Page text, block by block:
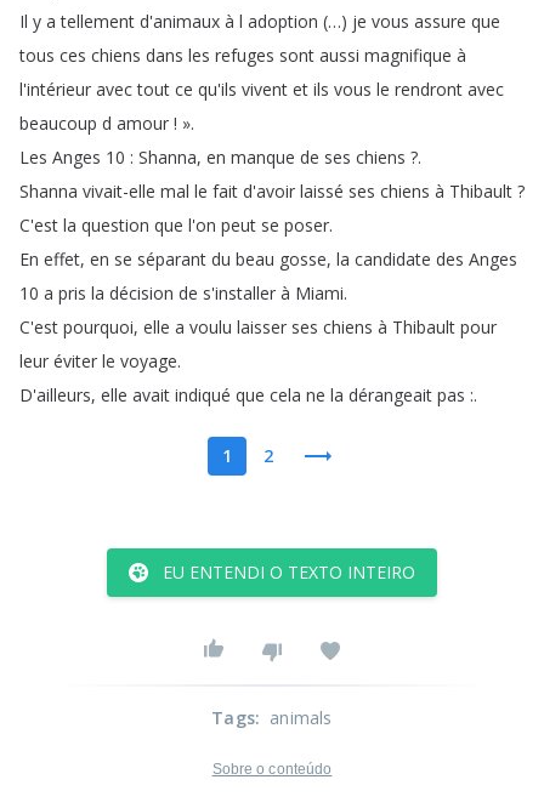
Il y a tellement d'animaux à l adoption (…) je vous assure que
tous ces chiens dans les refuges sont aussi magnifique à
l'intérieur avec tout ce qu'ils vivent et ils vous le rendront avec
beaucoup d amour ! ».
Les Anges 10 : Shanna, en manque de ses chiens ?.
Shanna vivait-elle mal le fait d'avoir laissé ses chiens à Thibault ?
C'est la question que l'on peut se poser.
En effet, en se séparant du beau gosse, la candidate des Anges
10 a pris la décision de s'installer à Miami.
C'est pourquoi, elle a voulu laisser ses chiens à Thibault pour
leur éviter le voyage.
D'ailleurs, elle avait indiqué que cela ne la dérangeait pas :.
1 2
EU ENTENDI O TEXTO INTEIRO
Tags: animals
Sobre o conteúdo